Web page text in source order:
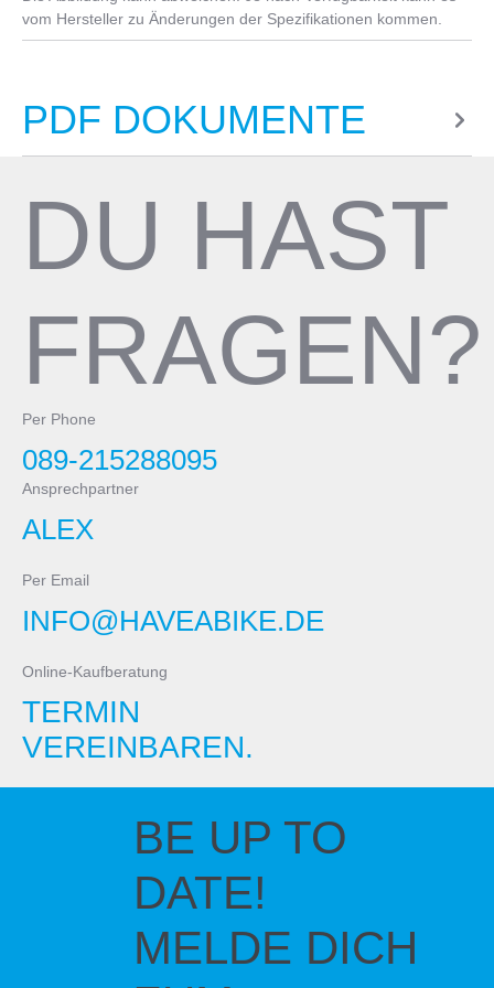
Sattelstütze
47/50cm, 350mm-53/61cm
Pedale
vom Hersteller zu Änderungen der Spezifikationen kommen.
PDF DOKUMENTE
DU HAST
FRAGEN?
Per Phone
089-215288095
Ansprechpartner
ALEX
Per Email
INFO@HAVEABIKE.DE
Online-Kaufberatung
TERMIN
VEREINBAREN.
BE UP TO
DATE!
MELDE DICH